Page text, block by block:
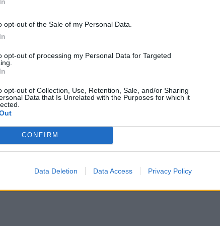
opt-out of the Sale of my Personal Data.
opt-out of processing my Personal Data for Targeted
opt-out of Collection, Use, Retention, Sale, and/or Sharing
Data that Is Unrelated with the Purposes for which it
CONFIRM
Data Deletion Data Access Privacy Policy
dramblio kaulo indų, o paskutinį
buvo rastas maždaug prieš 100
indai dažniausiai saugomi katedrų
Egzempliorius iš Iršeno
paslėptoje po V-VI a. bažnyčios
išsinešami, kai bažnyčia būdavo
šventomis. Tačiau šiuo atveju